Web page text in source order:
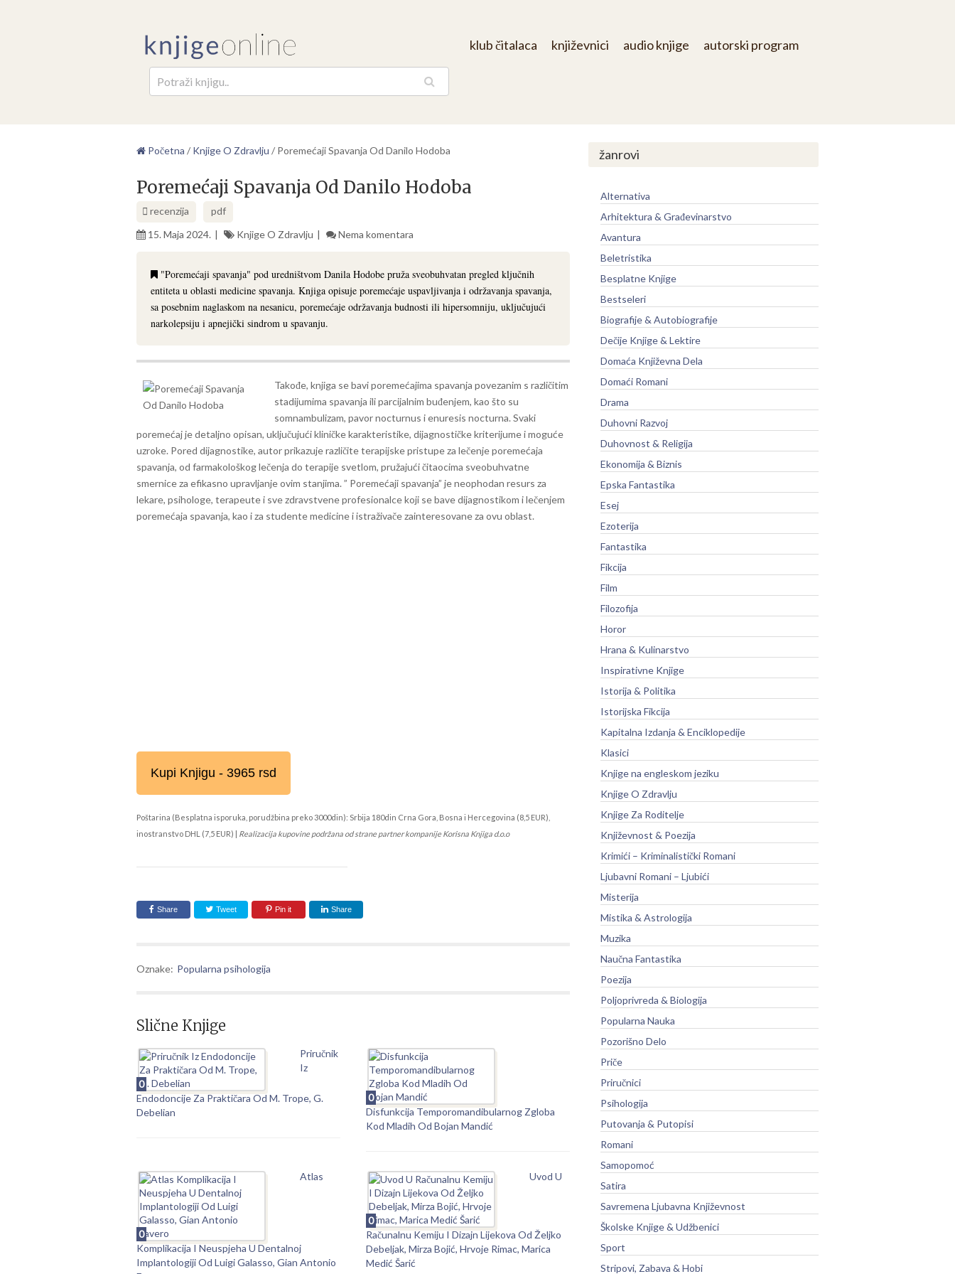
klub čitalaca književnici audio knjige autorski program
Početna / Knjige O Zdravlju / Poremećaji Spavanja Od Danilo Hodoba
Poremećaji Spavanja Od Danilo Hodoba
recenzija
pdf
15. Maja 2024.
Knjige O Zdravlju Nema komentara
"Poremećaji spavanja" pod uredništvom Danila Hodobe pruža sveobuhvatan pregled ključnih
entiteta u oblasti medicine spavanja. Knjiga opisuje poremećaje uspavljivanja i održavanja spavanja,
sa posebnim naglaskom na nesanicu, poremećaje održavanja budnosti ili hipersomniju, uključujući
narkolepsiju i apnejički sindrom u spavanju.
Takođe, knjiga se bavi poremećajima spavanja povezanim s različitim
stadijumima spavanja ili parcijalnim buđenjem, kao što su
somnambulizam, pavor nocturnus i enuresis nocturna. Svaki
poremećaj je detaljno opisan, uključujući kliničke karakteristike, dijagnostičke kriterijume i moguće
uzroke. Pored dijagnostike, autor prikazuje različite terapijske pristupe za lečenje poremećaja
spavanja, od farmakološkog lečenja do terapije svetlom, pružajući čitaocima sveobuhvatne
smernice za efikasno upravljanje ovim stanjima. ” Poremećaji spavanja” je neophodan resurs za
lekare, psihologe, terapeute i sve zdravstvene profesionalce koji se bave dijagnostikom i lečenjem
poremećaja spavanja, kao i za studente medicine i istraživače zainteresovane za ovu oblast.
Kupi Knjigu - 3965 rsd
Poštarina (Besplatna isporuka, porudžbina preko 3000din): Srbija 180din Crna Gora, Bosna i Hercegovina (8,5 EUR),
inostranstvo DHL (7,5 EUR) | Realizacija kupovine podržana od strane partner kompanije Korisna Knjiga d.o.o
Share Tweet Pin it Share
Oznake: Popularna psihologija
Slične Knjige
0
Priručnik
Iz
Endodoncije Za Praktičara Od M. Trope, G.
Debelian
0
Disfunkcija Temporomandibularnog Zgloba
Kod Mladih Od Bojan Mandić
0
Atlas
Komplikacija I Neuspjeha U Dentalnoj
Implantologiji Od Luigi Galasso, Gian Antonio
0
Uvod U
Računalnu Kemiju I Dizajn Lijekova Od Željko
Debeljak, Mirza Bojić, Hrvoje Rimac, Marica
Medić Šarić
žanrovi
Alternativa
Arhitektura & Građevinarstvo
Avantura
Beletristika
Besplatne Knjige
Bestseleri
Biografije & Autobiografije
Dečije Knjige & Lektire
Domaća Književna Dela
Domaći Romani
Drama
Duhovni Razvoj
Duhovnost & Religija
Ekonomija & Biznis
Epska Fantastika
Esej
Ezoterija
Fantastika
Fikcija
Film
Filozofija
Horor
Hrana & Kulinarstvo
Inspirativne Knjige
Istorija & Politika
Istorijska Fikcija
Kapitalna Izdanja & Enciklopedije
Klasici
Knjige na engleskom jeziku
Knjige O Zdravlju
Knjige Za Roditelje
Književnost & Poezija
Krimići – Kriminalistički Romani
Ljubavni Romani – Ljubići
Misterija
Mistika & Astrologija
Muzika
Naučna Fantastika
Poezija
Poljoprivreda & Biologija
Popularna Nauka
Pozorišno Delo
Priče
Priručnici
Psihologija
Putovanja & Putopisi
Romani
Samopomoć
Satira
Savremena Ljubavna Književnost
Školske Knjige & Udžbenici
Sport
Stripovi, Zabava & Hobi